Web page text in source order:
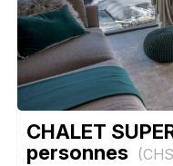
CHALET
personnes (